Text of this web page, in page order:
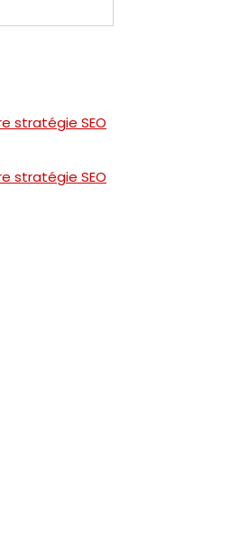
stratégie SEO
stratégie SEO